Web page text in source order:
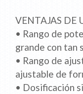
VENTAJAS DE
• Rango de
grande con tan
• Rango de
ajustable de
• Dosificación